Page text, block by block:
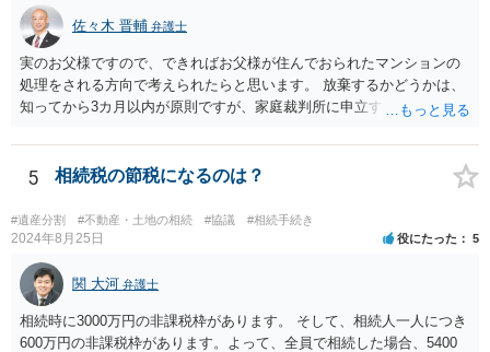
佐々木 晋輔 弁護士
実のお父様ですので、できればお父様が住んでおられたマンションの
処理をされる方向で考えられたらと思います。 放棄するかどうかは、
知ってから3カ月以内が原則ですが、家庭裁判所に申立すれば3カ月の
放棄するかどうか決めることができます。 銀行やサラ金が数年も放置
することはありませんので、数年後に借金が発見される可能性はほぼ
ありません。 なお、私が扱った相続放棄を検討していた案件で、期間
伸長して調査したところ、サラ金に対する過払金など相当な財産が見
つかったため相続したという事例がありました。
5 相続税の節税になるのは？
#遺産分割 #不動産・土地の相続 #協議 #相続手続き
2024年8月25日 役にたった 5
関 大河 弁護士
相続時に3000万円の非課税枠があります。 そして、相続人一人につき
600万円の非課税枠があります。よって、全員で相続した場合、5400